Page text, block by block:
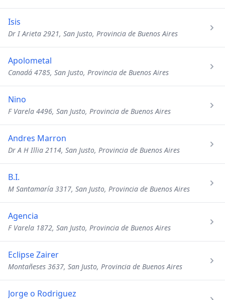
Isis
Dr I Arieta 2921, San Justo, Provincia de Buenos Aires
Apolometal
Canadá 4785, San Justo, Provincia de Buenos Aires
Nino
F Varela 4496, San Justo, Provincia de Buenos Aires
Andres Marron
Dr A H Illia 2114, San Justo, Provincia de Buenos Aires
B.I.
M Santamaría 3317, San Justo, Provincia de Buenos Aires
Agencia
F Varela 1872, San Justo, Provincia de Buenos Aires
Eclipse Zairer
Montañeses 3637, San Justo, Provincia de Buenos Aires
Jorge o Rodriguez